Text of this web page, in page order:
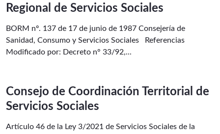
Regional de Servicios Sociales
BORM nº. 137 de 17 de junio de 1987 Consejería de
Sanidad, Consumo y Servicios Sociales Referencias
Modificado por: Decreto n° 33/92,...
Consejo de Coordinación Territorial de
Servicios Sociales
Artículo 46 de la Ley 3/2021 de Servicios Sociales de la